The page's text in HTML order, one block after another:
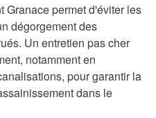
Granace permet d'éviter les
dégorgement des
Un entretien pas cher
notamment en
pour garantir la
dans le